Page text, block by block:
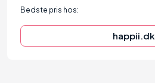
Bedste pris hos:
happii.dk